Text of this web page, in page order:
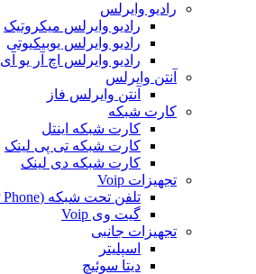
رادیو وایرلس
رادیو وایرلس میکروتیک
رادیو وایرلس یوبیکیوتی
رادیو وایرلس اچ آر یو آی
آنتن وایرلس
آنتن وایرلس فاز
کارت شبکه
کارت شبکه اینتل
کارت شبکه تی پی لینک
کارت شبکه دی لینک
تجهیزات Voip
تلفن تحت شبکه (IP Phone)
گیت وی Voip
تجهیزات جانبی
اسپلیتر
دیتا سوئیچ